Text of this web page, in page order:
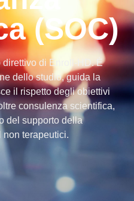
(SOC)
di Enroll-HD. È
dello studio, guida la
il rispetto degli obiettivi
consulenza scientifica,
del supporto della
non terapeutici.